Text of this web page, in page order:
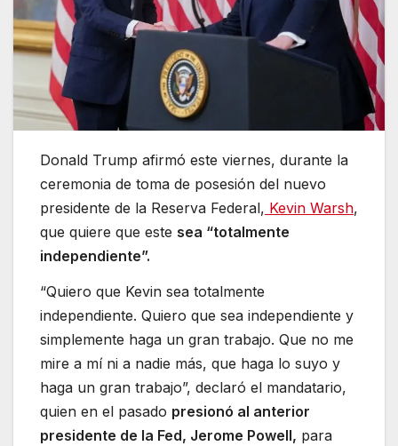
Donald Trump afirmó este viernes, durante la
ceremonia de toma de posesión del nuevo
presidente de la Reserva Federal, Kevin Warsh,
que quiere que este sea “totalmente
independiente”.
“Quiero que Kevin sea totalmente
independiente. Quiero que sea independiente y
simplemente haga un gran trabajo. Que no me
mire a mí ni a nadie más, que haga lo suyo y
haga un gran trabajo”, declaró el mandatario,
quien en el pasado presionó al anterior
presidente de la Fed, Jerome Powell, para